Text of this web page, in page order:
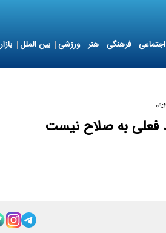
اجتماعی فرهنگی هنر ورزشی بین الملل بازار
فعلی به صلاح نیست